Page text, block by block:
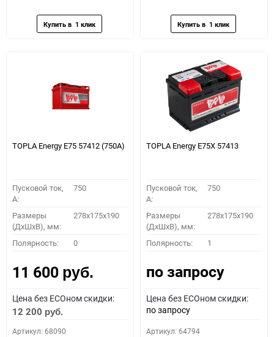
TOPLA Energy E75 57412 (750A)
Пусковой ток,
A:
750
Размеры
(ДхШхВ), мм:
278x175x190
Полярность: 0
11 600 руб.
Цена без ECOном скидки:
12 200 руб.
Артикул: 68090
TOPLA Energy E75X 57413
Пусковой ток,
A:
750
Размеры
(ДхШхВ), мм:
278x175x190
Полярность: 1
по запросу
Цена без ECOном скидки:
по запросу
Артикул: 64794